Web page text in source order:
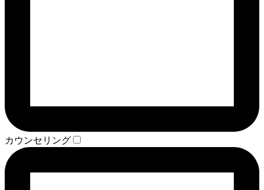
カウンセリング